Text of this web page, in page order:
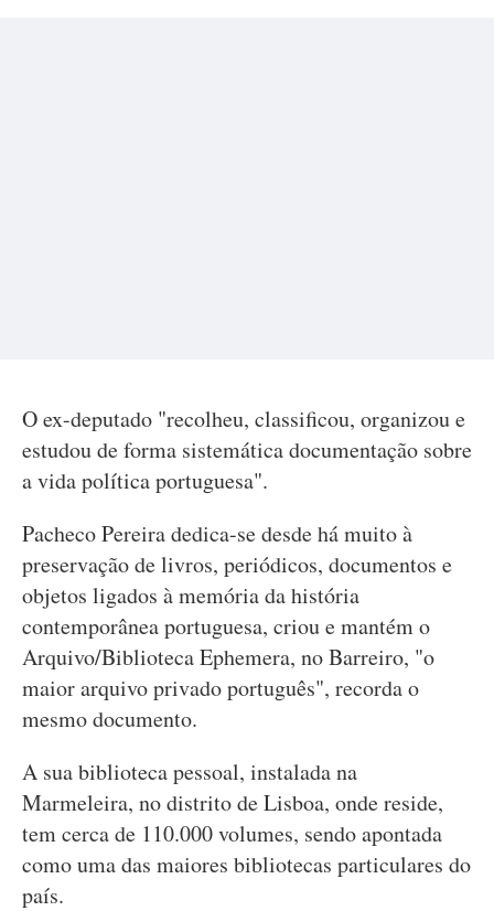
O ex-deputado "recolheu, classificou, organizou e
estudou de forma sistemática documentação sobre
a vida política portuguesa".
Pacheco Pereira dedica-se desde há muito à
preservação de livros, periódicos, documentos e
objetos ligados à memória da história
contemporânea portuguesa, criou e mantém o
Arquivo/Biblioteca Ephemera, no Barreiro, "o
maior arquivo privado português", recorda o
mesmo documento.
A sua biblioteca pessoal, instalada na
Marmeleira, no distrito de Lisboa, onde reside,
tem cerca de 110.000 volumes, sendo apontada
como uma das maiores bibliotecas particulares do
país.